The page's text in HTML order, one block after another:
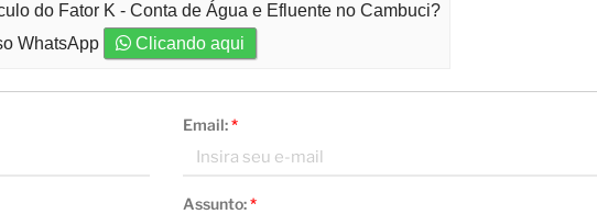
do Fator K - Conta de Água e Efluente no Cambuci?
WhatsApp Clicando aqui
Email:*
Assunto:*